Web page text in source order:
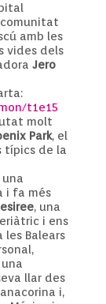
amb les
vides dels
Jero
t1e15
molt
Park, el
típics de la
una
i fa més
, una
i ens
Balears
una
llar des
i,